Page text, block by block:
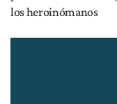
los heroinómanos